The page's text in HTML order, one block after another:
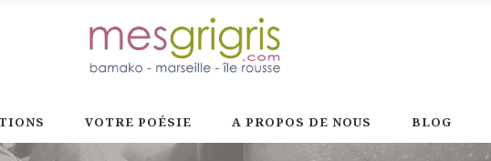
VOTRE POÉSIE A PROPOS DE NOUS BLOG